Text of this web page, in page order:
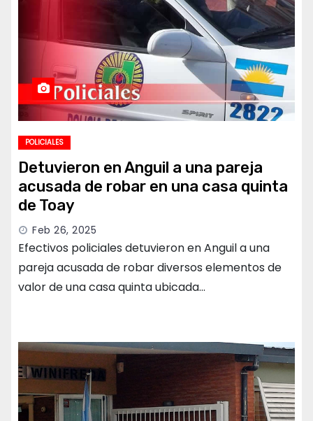
POLICIALES
Detuvieron en Anguil a una pareja
acusada de robar en una casa quinta
de Toay
Feb 26, 2025
Efectivos policiales detuvieron en Anguil a una
pareja acusada de robar diversos elementos de
valor de una casa quinta ubicada…